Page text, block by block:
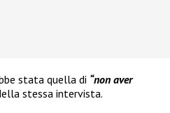
stata quella di “non aver
stessa intervista.